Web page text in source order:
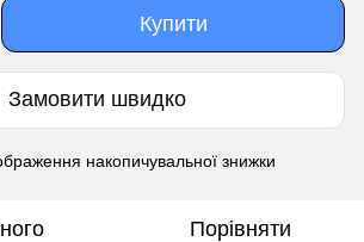
Купити
Замовити швидко
накопичувальної знижки
Порівняти